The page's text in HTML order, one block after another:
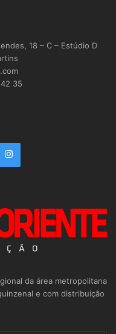
18 – C – Estúdio D
35
da área metropolitana
e com distribuição